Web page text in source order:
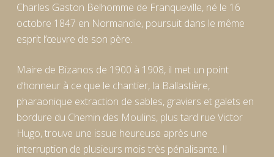
Charles Gaston Belhomme de Franqueville, né le 16
octobre 1847 en Normandie, poursuit dans le même
esprit l’œuvre de son père.
Maire de Bizanos de 1900 à 1908, il met un point
d’honneur à ce que le chantier, la Ballastière,
pharaonique extraction de sables, graviers et galets en
bordure du Chemin des Moulins, plus tard rue Victor
Hugo, trouve une issue heureuse après une
interruption de plusieurs mois très pénalisante. Il